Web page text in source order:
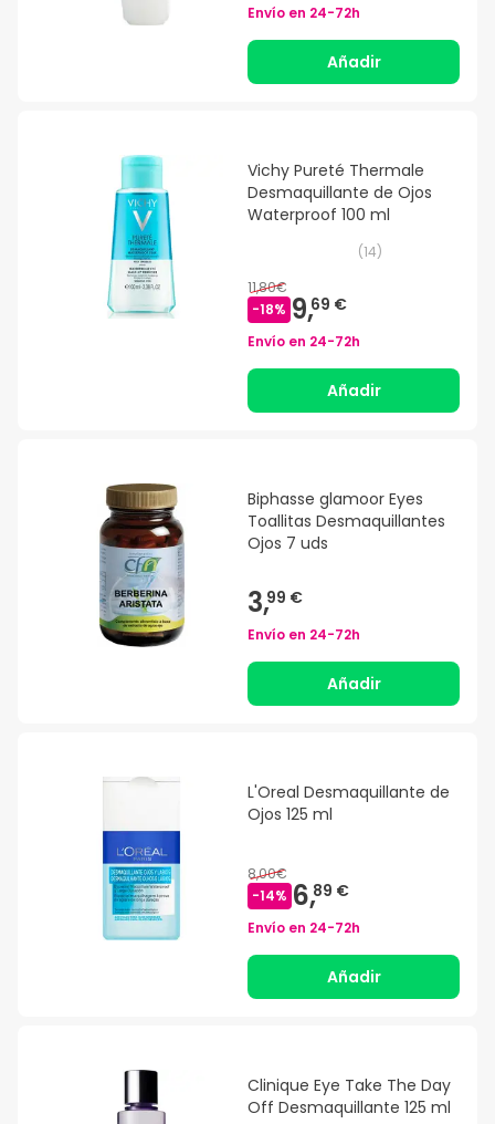
Envío en 24-72h
Añadir
Vichy Pureté Thermale
Desmaquillante de Ojos
Waterproof 100 ml
(14)
11,80€
-18% 9,69 €
Envío en 24-72h
Añadir
Biphasse glamoor Eyes
Toallitas Desmaquillantes
Ojos 7 uds
3,99 €
Envío en 24-72h
Añadir
L'Oreal Desmaquillante de
Ojos 125 ml
8,00€
-14% 6,89 €
Envío en 24-72h
Añadir
Clinique Eye Take The Day
Off Desmaquillante 125 ml